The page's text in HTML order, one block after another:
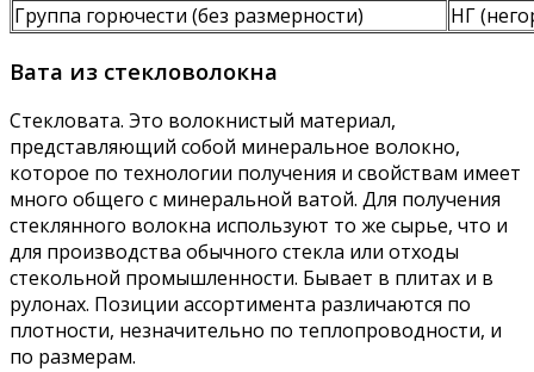
Группа горючести (без размерности)
НГ
Вата из стекловолокна
Стекловата. Это волокнистый материал,
представляющий собой минеральное волокно,
которое по технологии получения и свойствам имеет
много общего с минеральной ватой. Для получения
стеклянного волокна используют то же сырье, что и
для производства обычного стекла или отходы
стекольной промышленности. Бывает в плитах и в
рулонах. Позиции ассортимента различаются по
плотности, незначительно по теплопроводности, и
по размерам.